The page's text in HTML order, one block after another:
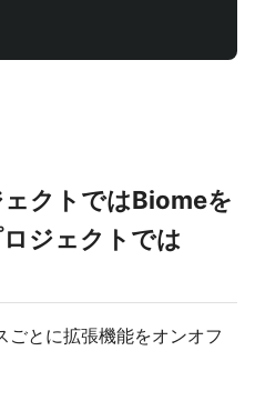
クトではBiomeを
ジェクトでは
とに拡張機能をオンオフ